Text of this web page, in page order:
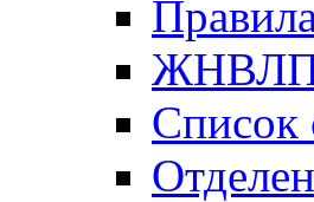
Список